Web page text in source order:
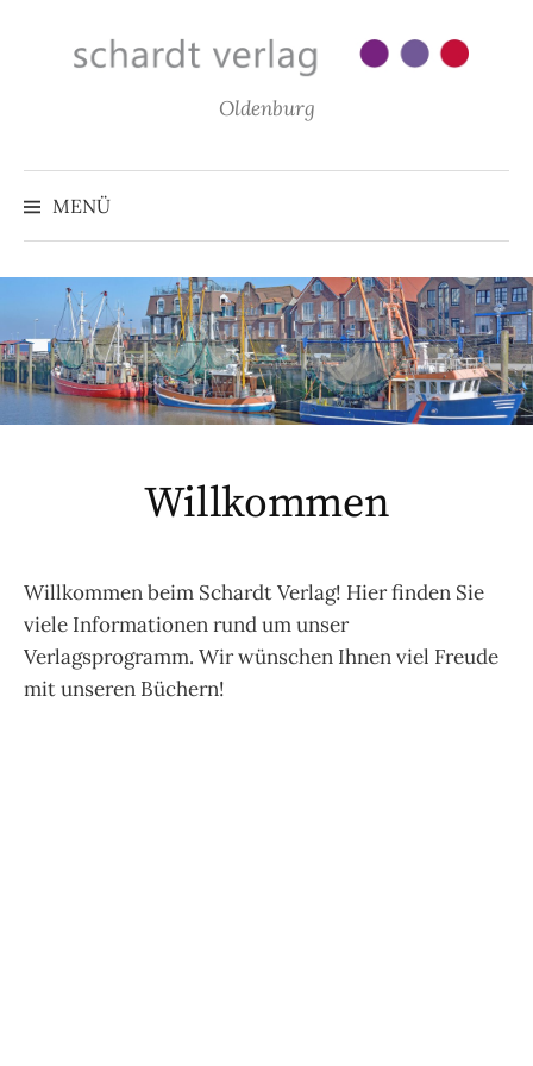
Inhalt
Oldenburg
MENÜ
Willkommen
Willkommen beim Schardt Verlag! Hier finden Sie
viele Informationen rund um unser
Verlagsprogramm. Wir wünschen Ihnen viel Freude
mit unseren Büchern!